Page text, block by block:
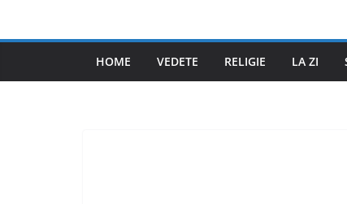
HOME VEDETE RELIGIE LA ZI